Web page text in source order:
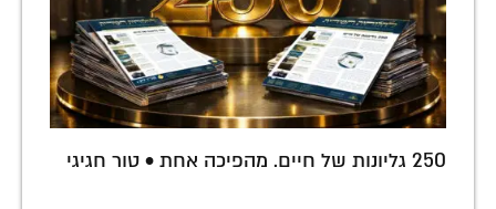
250 גליונות של חיים. מהפיכה אחת • טור חגיגי